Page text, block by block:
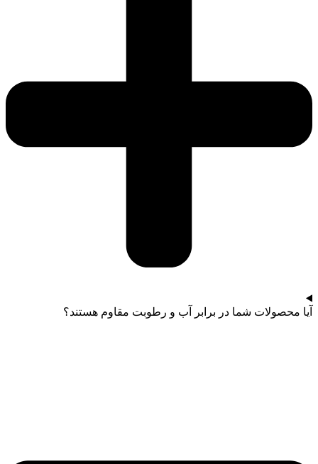
آیا محصولات شما در برابر آب و رطوبت مقاوم هستند؟